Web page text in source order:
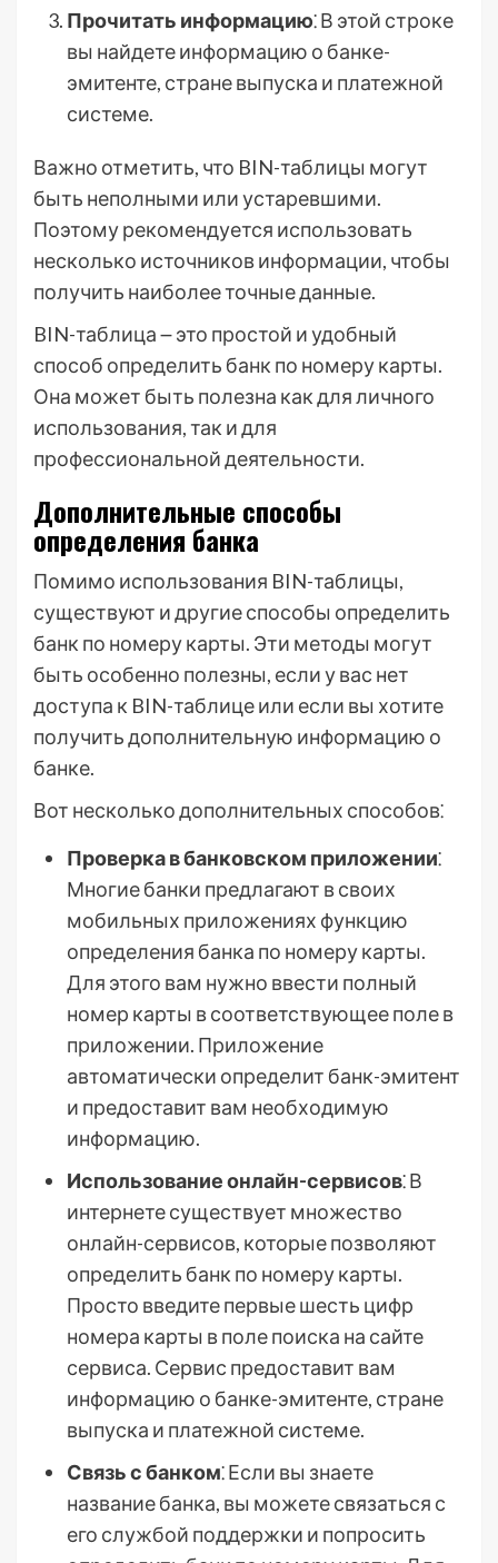
Прочитать информацию⁚ В этой строке
вы найдете информацию о банке-
эмитенте, стране выпуска и платежной
системе.
Важно отметить, что BIN-таблицы могут
быть неполными или устаревшими.
Поэтому рекомендуется использовать
несколько источников информации, чтобы
получить наиболее точные данные.
BIN-таблица ౼ это простой и удобный
способ определить банк по номеру карты.
Она может быть полезна как для личного
использования, так и для
профессиональной деятельности.
Дополнительные способы
определения банка
Помимо использования BIN-таблицы,
существуют и другие способы определить
банк по номеру карты. Эти методы могут
быть особенно полезны, если у вас нет
доступа к BIN-таблице или если вы хотите
получить дополнительную информацию о
банке.
Вот несколько дополнительных способов⁚
Проверка в банковском приложении⁚
Многие банки предлагают в своих
мобильных приложениях функцию
определения банка по номеру карты.
Для этого вам нужно ввести полный
номер карты в соответствующее поле в
приложении. Приложение
автоматически определит банк-эмитент
и предоставит вам необходимую
информацию.
Использование онлайн-сервисов⁚ В
интернете существует множество
онлайн-сервисов, которые позволяют
определить банк по номеру карты.
Просто введите первые шесть цифр
номера карты в поле поиска на сайте
сервиса. Сервис предоставит вам
информацию о банке-эмитенте, стране
выпуска и платежной системе.
Связь с банком⁚ Если вы знаете
название банка, вы можете связаться с
его службой поддержки и попросить